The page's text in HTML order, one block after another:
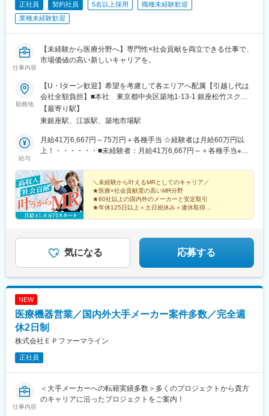
正社員 契約社員 5名以上採用
職種未経験歓迎
業種未経験歓迎
仕事内容
【未経験から医療分野へ】専門性×社会貢献を両立できる仕事で、
市場価値の高い新しいキャリアを。
勤務地
【U・Iターン歓迎】希望を考慮して各エリアへ配属【引越し代は
会社全額負担】■本社 東京都中央区築地1-13-1 銀座松竹スクエ
ア9F■勤務エリア：（1）北海道：北海道（2）東北：青森・秋
田・岩手・山形・宮城・福島（3）関東：東京・神奈川・千葉・埼
海：愛知・岐阜・三重・静岡（6）北陸：富山・石川・福井（7）
近畿：大阪・京都・滋賀・奈良・和歌山・兵庫（8）中国：岡山・
（10）九州：福岡・大分・宮崎・鹿児島・熊本・佐賀・長崎・沖
縄※勤務地限定～全国転勤（規定あり）の選択可能※配属エリアは
希望を考慮して決定いたします。希望範囲外への転勤はありませ
ん。※変更の範囲：会社の定める事業所（リモートワーク含む）
【最寄り駅】
東銀座駅、江坂駅、築地市場駅
給与
月給41万6,667円～75万円＋各種手当 ☆経験者は月給60万円以
上！・・・・・・■未経験者：月給41万6,667円～＋各種手当※上
過分は別途全額支給いたします。◎手当を含めれば初年度から年
収600万円以上も可能！・・・・・・■経験者：月給60万円～75万
円＋各種手当※上記には固定残業代（11万760円～／30時間分）を
含みます。※超過分は別途全額支給いたします。＜年収例＞◎初年
度年収は700万円以上！◎最大年収900万円以上も目指せる
万円／42歳（入社4年） 920万円／45歳（入社6年） ※諸手当含む
＼未経験から叶えるMRとしてのキャリア／
★医療×社会貢献度の高いMR分野
★80社以上の国内外のメーカーと安定取引
★年休125日以上＋土日祝休み＋連休取得OK
気になる 応募する
NEW
医療機器営業／国内外大手メーカー案件多数／完全週
休2日制
株式会社ＥＰファーマライン
正社員
仕事内容
＜大手メーカーへの転籍実績多数＞多くのプロジェクトから貴方
のキャリアに沿ったプロジェクトをご案内！